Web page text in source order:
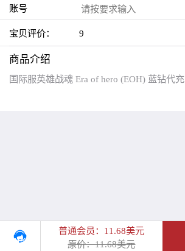
账号
宝贝评价： 9
商品介绍
国际服英雄战魂 Era of hero (EOH) 蓝钻代充
普通会员：11.68美元
原价：11.68美元